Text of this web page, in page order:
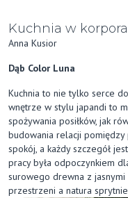
Kuchnia w
Anna Kusior
Dąb Color Luna
Kuchnia to nie tylko serce
wnętrze w stylu japandi to
spożywania posiłków, jak
budowania relacji pomiędzy
spokój, a każdy szczegół
pracy była odpoczynkiem
surowego drewna z
przestrzeni a natura